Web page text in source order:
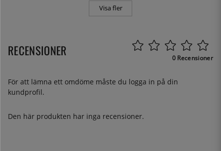
Visa fler
RECENSIONER 0 Recensioner
För att lämna ett omdöme måste du logga in på din
kundprofil.
Den här produkten har inga recensioner.